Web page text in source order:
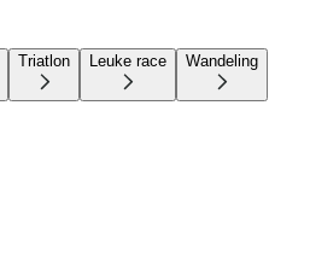
Triatlon Leuke race Wandeling